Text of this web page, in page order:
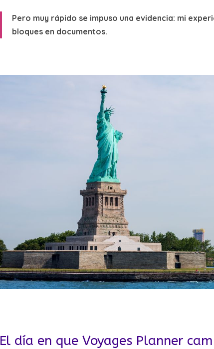
Pero muy rápido se impuso una evidencia: mi
bloques en documentos.
El día en que Voyages Planner